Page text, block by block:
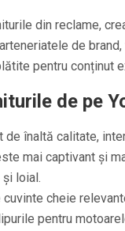
din reclame,
de brand,
pentru conținut
de pe
de înaltă calitate,
mai captivant și
loial.
cuvinte cheie
pentru